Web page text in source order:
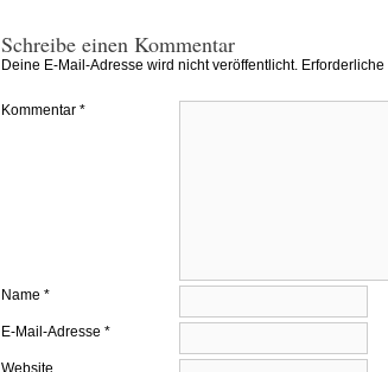
Schreibe einen Kommentar
Deine E-Mail-Adresse wird nicht veröffentlicht.
Kommentar *
Name *
E-Mail-Adresse *
Website